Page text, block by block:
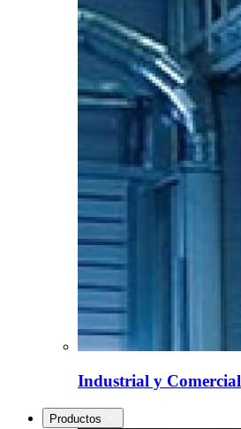
Industrial y Comercial
Productos